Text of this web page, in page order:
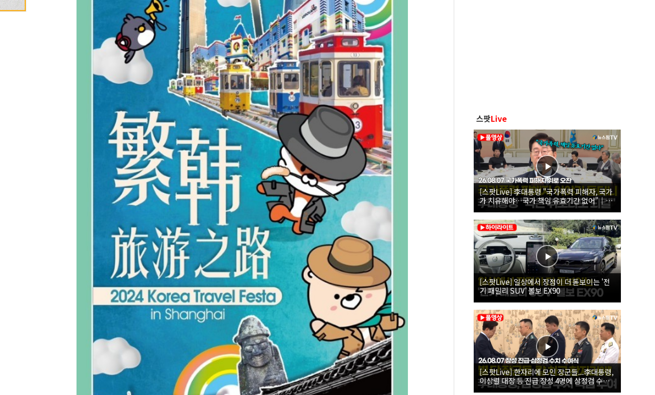
스팟Live
[스팟Live] 李대통령 "국가폭력 피해자, 국가
가 치유해야…국가 책임 유효기간 없어"｜
26.08.07 국가폭력 피해자 위로 오찬
[스팟Live] 일상에서 장점이 더 돋보이는 '전
기 패밀리 SUV' 볼보 EX90
[스팟Live] 한자리에 모인 장군들...李대통령,
이상렬 대장 등 진급 장성 4명에 삼정검 수치
직접 수여｜26.08.07 장성 진급·삼정검 수치